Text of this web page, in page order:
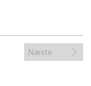
Næste